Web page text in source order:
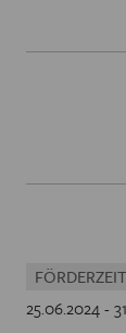
25.06.2024 -